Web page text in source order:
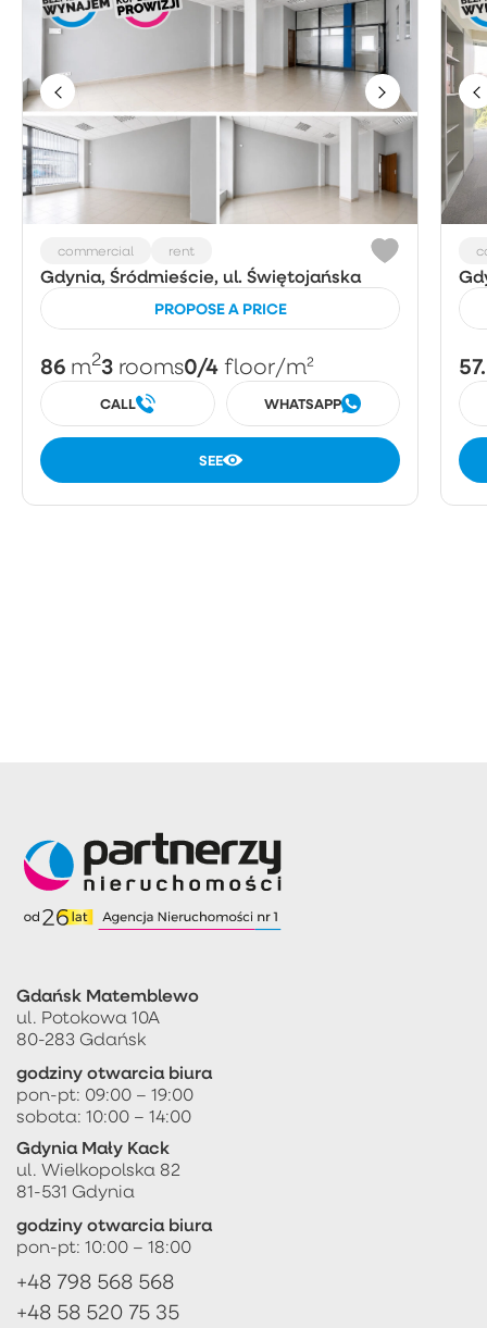
commercial rent
Gdynia, Śródmieście, ul. Świętojańska
PROPOSE A PRICE
86 m23 rooms0/4 floor/m²
CALL WHATSAPP
SEE
Gdańsk Matemblewo
ul. Potokowa 10A
80-283 Gdańsk
godziny otwarcia biura
pon-pt: 09:00 – 19:00
sobota: 10:00 – 14:00
Gdynia Mały Kack
ul. Wielkopolska 82
81-531 Gdynia
godziny otwarcia biura
pon-pt: 10:00 – 18:00
+48 798 568 568
+48 58 520 75 35